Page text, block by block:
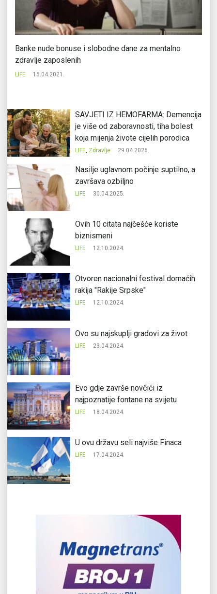
Banke nude bonuse i slobodne dane za mentalno
zdravlje zaposlenih
LIFE 15.04.2021.
SAVJETI IZ HEMOFARMA: Demencija
je više od zaboravnosti, tiha bolest
koja mijenja živote cijelih porodica
LIFE, Zdravlje 29.04.2026.
Nasilje uglavnom počinje suptilno, a
završava ozbiljno
LIFE 30.04.2025.
Ovih 10 citata najčešće koriste
biznismeni
LIFE 12.10.2024.
Otvoren nacionalni festival domaćih
rakija "Rakije Srpske"
LIFE 12.10.2024.
Ovo su najskuplji gradovi za život
LIFE 23.04.2024.
Evo gdje završe novčići iz
najpoznatije fontane na svijetu
LIFE 18.04.2024.
U ovu državu seli najviše Finaca
LIFE 17.04.2024.